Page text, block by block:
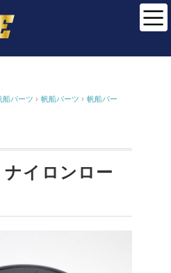
船パーツ › 帆船パーツ › 帆船パー
イロンロー